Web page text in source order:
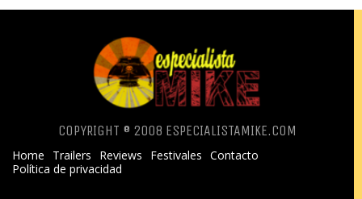
COPYRIGHT ® 2008 ESPECIALISTAMIKE.COM
Home Trailers Reviews Festivales Contacto
Política de privacidad